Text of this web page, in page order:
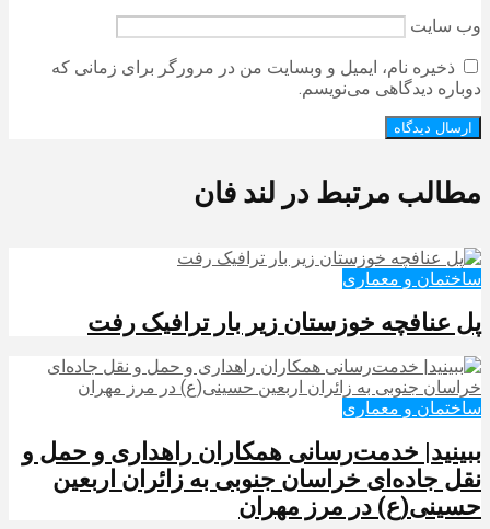
وب‌ سایت
ذخیره نام، ایمیل و وبسایت من در مرورگر برای زمانی که
دوباره دیدگاهی می‌نویسم.
مطالب مرتبط در لند فان
ساختمان و معماری
پل عنافچه خوزستان زیر بار ترافیک رفت
ساختمان و معماری
ببینید| خدمت‌رسانی همکاران راهداری و حمل و
نقل جاده‌ای خراسان جنوبی به زائران اربعین
حسینی(ع) در مرز مهران